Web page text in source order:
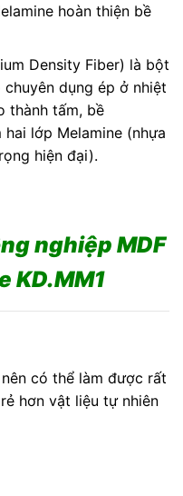
hoàn thiện bề
Density Fiber) là bột
dụng ép ở nhiệt
thành tấm, bề
lớp Melamine (nhựa
hiện đại).
nghiệp MDF
KD.MM1
có thể làm được rất
hơn vật liệu tự nhiên